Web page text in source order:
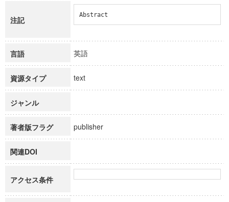
注記
Abstract
言語 英語
資源タイプ text
ジャンル
著者版フラグ publisher
関連DOI
アクセス条件